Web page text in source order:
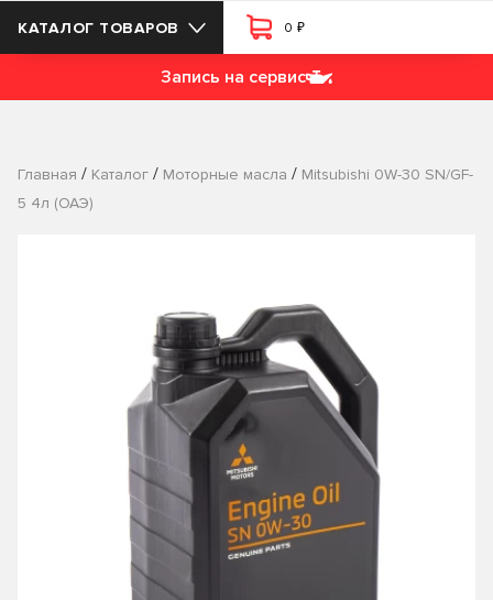
КАТАЛОГ ТОВАРОВ 0 ₽
Запись на сервис
Главная / Каталог / Моторные масла / Mitsubishi 0W-30 SN/GF-
5 4л (ОАЭ)